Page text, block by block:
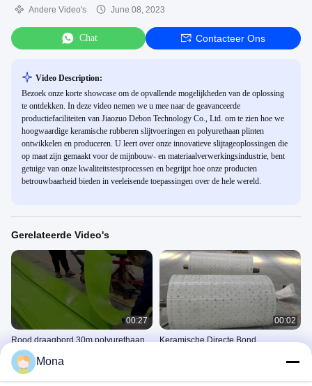
Andere Video's June 08, 2023
Chat Contacteer Ons
Video Description:
Bezoek onze korte showcase om de opvallende mogelijkheden van de oplossing
te ontdekken. In deze video nemen we u mee naar de geavanceerde
productiefaciliteiten van Jiaozuo Debon Technology Co., Ltd. om te zien hoe we
hoogwaardige keramische rubberen slijtvoeringen en polyurethaan plinten
ontwikkelen en produceren. U leert over onze innovatieve slijtageoplossingen die
op maat zijn gemaakt voor de mijnbouw- en materiaalverwerkingsindustrie, bent
getuige van onze kwaliteitstestprocessen en begrijpt hoe onze producten
betrouwbaarheid bieden in veeleisende toepassingen over de hele wereld.
Gerelateerde Video's
00:27
Rood draagbord 30m polyurethaan
rok lange levensduur
De Raad Van De
00:02
Keramische Directe Bond
November 06, 2025
Mona